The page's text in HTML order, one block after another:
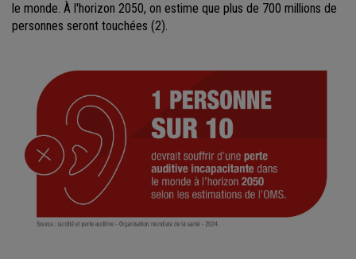
le monde. À l'horizon 2050, on estime que plus de 700 millions de
personnes seront touchées (2).